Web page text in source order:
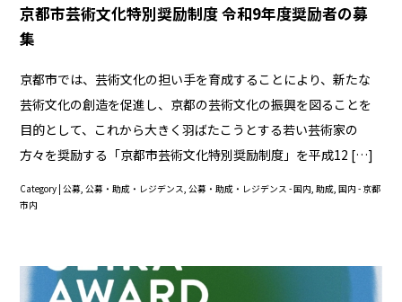
京都市芸術文化特別奨励制度 令和9年度奨励者の募
集
京都市では、芸術文化の担い手を育成することにより、新たな
芸術文化の創造を促進し、京都の芸術文化の振興を図ることを
目的として、これから大きく羽ばたこうとする若い芸術家の
方々を奨励する「京都市芸術文化特別奨励制度」を平成12 […]
Category |公募,公募・助成・レジデンス,公募・助成・レジデンス - 国内,助成,国内 - 京都
市内